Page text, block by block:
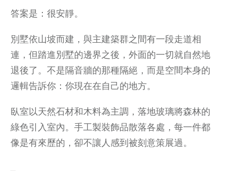
答案是：很安靜。
別墅依山坡而建，與主建築群之間有一段走道相
連，但踏進別墅的邊界之後，外面的一切就自然地
退後了。不是隔音牆的那種隔絕，而是空間本身的
邏輯告訴你：你現在在自己的地方。
臥室以天然石材和木料為主調，落地玻璃將森林的
綠色引入室內。手工製裝飾品散落各處，每一件都
像是有來歷的，卻不讓人感到被刻意策展過。